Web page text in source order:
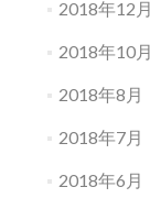
2018年12月
2018年10月
2018年8月
2018年7月
2018年6月